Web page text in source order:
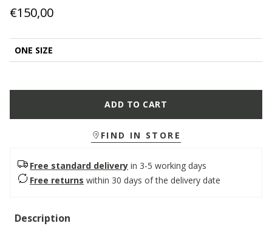
€150,00
ONE SIZE
ADD TO CART
FIND IN STORE
Free standard delivery in 3-5 working days
Free returns within 30 days of the delivery date
Description